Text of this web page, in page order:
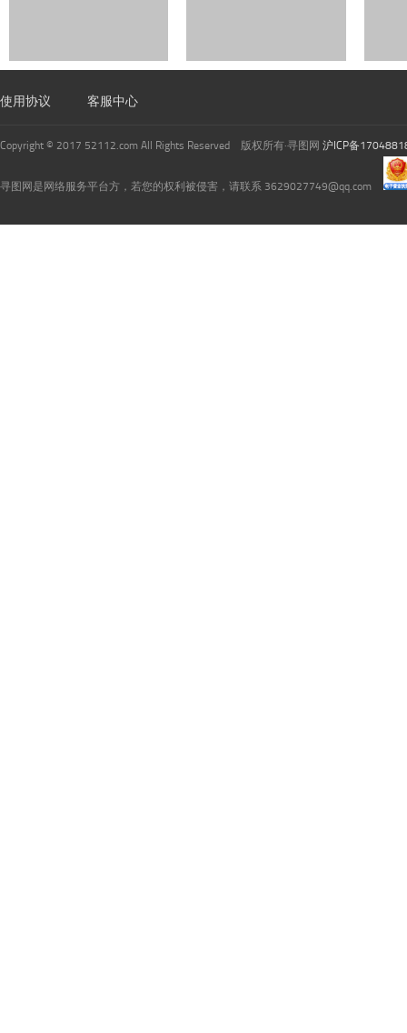
使用协议 客服中心
Copyright © 2017 52112.com All Rights Reserved 版权所有·寻图网 沪ICP备
寻图网是网络服务平台方，若您的权利被侵害，请联系 3629027749@qq.com